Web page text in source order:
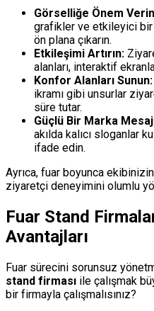
Görselliğe Önem
grafikler ve etkileyici bir
ön plana çıkarın.
Etkileşimi Artırın:
alanları, interaktif
Konfor Alanları Sunun:
ikramı gibi unsurlar
süre tutar.
Güçlü Bir Marka
akılda kalıcı sloganlar
ifade edin.
Ayrıca, fuar boyunca
ziyaretçi deneyimini olumlu
Fuar Stand
Avantajları
Fuar sürecini sorunsuz
stand firması ile çalışmak
bir firmayla çalışmalısınız?